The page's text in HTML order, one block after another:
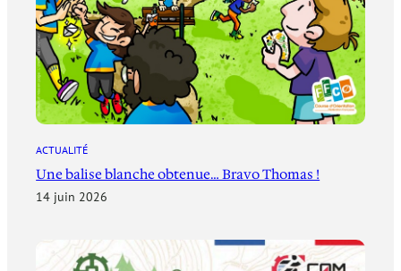
ACTUALITÉ
Une balise blanche obtenue… Bravo Thomas !
14 juin 2026